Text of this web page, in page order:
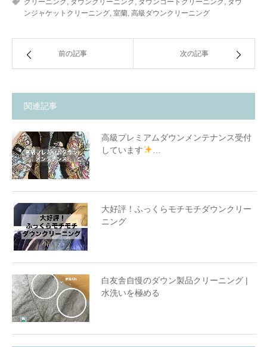
クリーニング , ダウンクリーニング , ダウンコートクリーニング , ダウ
ンジャケットクリーニング, 室蘭, 高級ダウンクリーニング
前の記事 次の記事
関連記事
高級プレミアムダウンメンテナンス受付
しています
大好評！ふっくらモチモチダウンクリー
ニング
白友舎自慢のダウン製品クリーニング |
水洗いを極める